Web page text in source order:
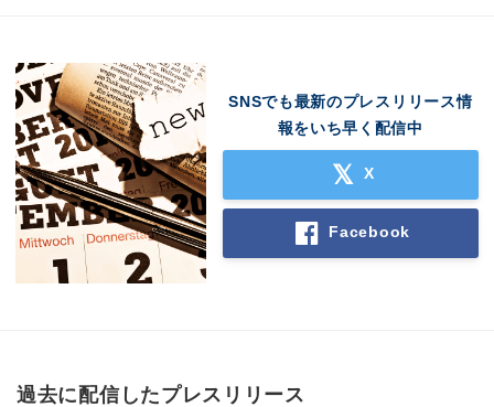
SNSでも最新のプレスリリース情
報をいち早く配信中
X
Facebook
過去に配信したプレスリリース